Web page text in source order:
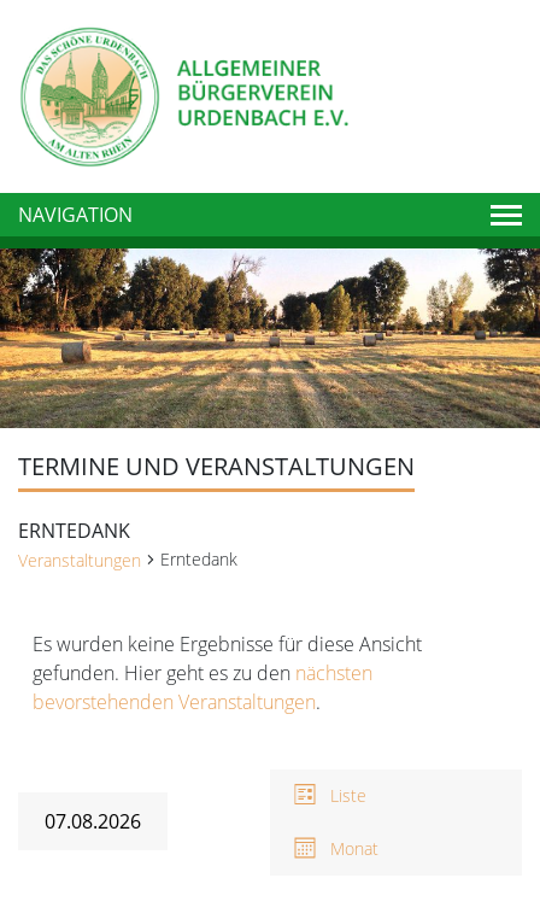
NAVIGATION
TERMINE UND VERANSTALTUNGEN
ERNTEDANK
Veranstaltungen Erntedank
Hinweis
Es wurden keine Ergebnisse für diese Ansicht
gefunden. Hier geht es zu den nächsten
bevorstehenden Veranstaltungen.
Navigation
Liste
Monat
07.08.2026